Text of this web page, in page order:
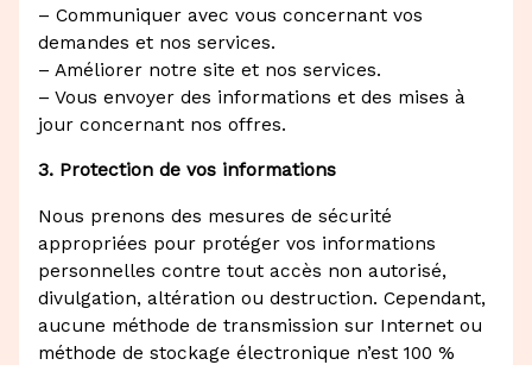
– Communiquer avec vous concernant vos
demandes et nos services.
– Améliorer notre site et nos services.
– Vous envoyer des informations et des mises à
jour concernant nos offres.
3. Protection de vos informations
Nous prenons des mesures de sécurité
appropriées pour protéger vos informations
personnelles contre tout accès non autorisé,
divulgation, altération ou destruction. Cependant,
aucune méthode de transmission sur Internet ou
méthode de stockage électronique n’est 100 %